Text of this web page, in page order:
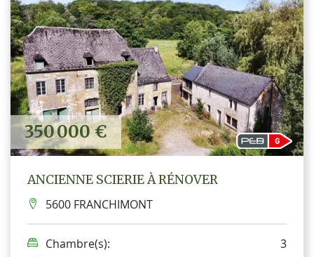
350 000 €
ANCIENNE SCIERIE À RÉNOVER
5600 FRANCHIMONT
Chambre(s):
3